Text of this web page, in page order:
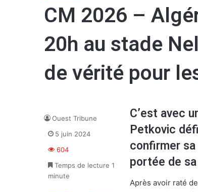
CM 2026 –
20h au stade
de vérité pour
C’est avec
Petkovic
confirmer
portée de
Après avoir raté
Ouest Tribune
5 juin 2024
604
Temps de lecture 1
minute